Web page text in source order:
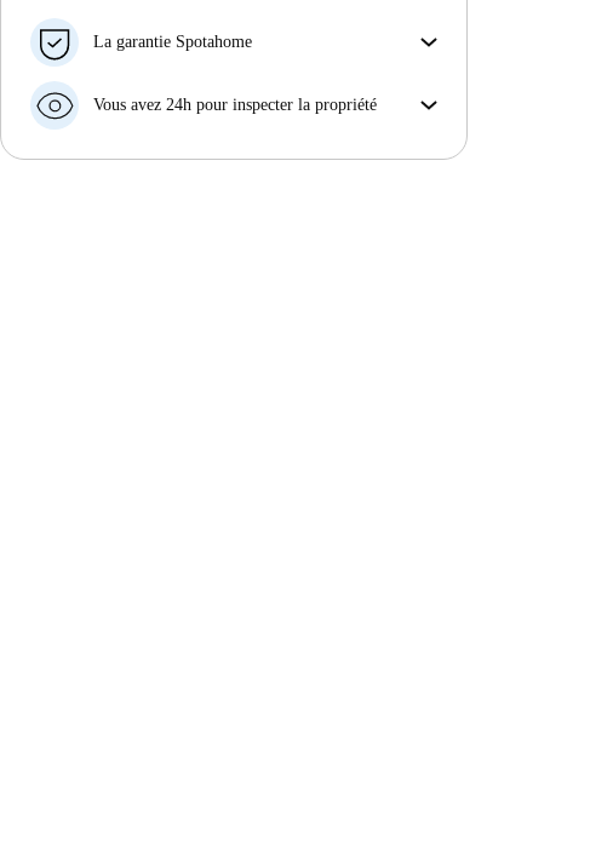
La garantie Spotahome
préavis, nous allons soit (A) vous payer une chambre
soit (B) vous rembourser en totalité.
Vous avez 24h pour inspecter la propriété